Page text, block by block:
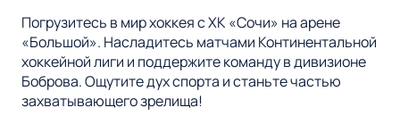
Погрузитесь в мир хоккея с ХК «Сочи» на арене
«Большой». Насладитесь матчами Континентальной
хоккейной лиги и поддержите команду в дивизионе
Боброва. Ощутите дух спорта и станьте частью
захватывающего зрелища!